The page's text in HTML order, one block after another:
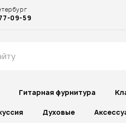
09-59
Гитарная фурнитура
Духовые